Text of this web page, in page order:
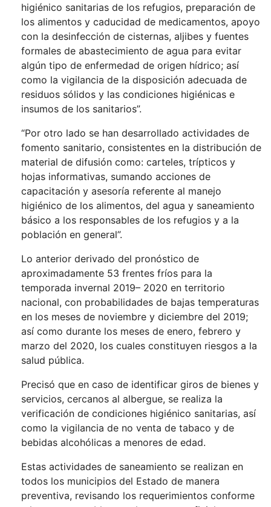
higiénico sanitarias de los refugios, preparación de
los alimentos y caducidad de medicamentos, apoyo
con la desinfección de cisternas, aljibes y fuentes
formales de abastecimiento de agua para evitar
algún tipo de enfermedad de origen hídrico; así
como la vigilancia de la disposición adecuada de
residuos sólidos y las condiciones higiénicas e
insumos de los sanitarios”.
“Por otro lado se han desarrollado actividades de
fomento sanitario, consistentes en la distribución de
material de difusión como: carteles, trípticos y
hojas informativas, sumando acciones de
capacitación y asesoría referente al manejo
higiénico de los alimentos, del agua y saneamiento
básico a los responsables de los refugios y a la
población en general”.
Lo anterior derivado del pronóstico de
aproximadamente 53 frentes fríos para la
temporada invernal 2019– 2020 en territorio
nacional, con probabilidades de bajas temperaturas
en los meses de noviembre y diciembre del 2019;
así como durante los meses de enero, febrero y
marzo del 2020, los cuales constituyen riesgos a la
salud pública.
Precisó que en caso de identificar giros de bienes y
servicios, cercanos al albergue, se realiza la
verificación de condiciones higiénico sanitarias, así
como la vigilancia de no venta de tabaco y de
bebidas alcohólicas a menores de edad.
Estas actividades de saneamiento se realizan en
todos los municipios del Estado de manera
preventiva, revisando los requerimientos conforme